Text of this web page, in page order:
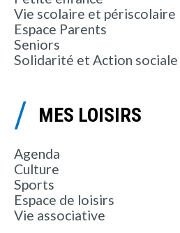
Vie scolaire et périscolaire
Espace Parents
Seniors
Solidarité et Action sociale
MES LOISIRS
Agenda
Culture
Sports
Espace de loisirs
Vie associative